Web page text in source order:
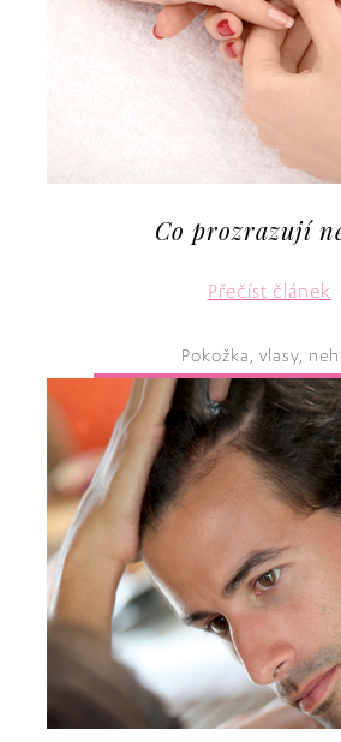
Co prozrazují
Přečíst článek
Pokožka, vlasy,